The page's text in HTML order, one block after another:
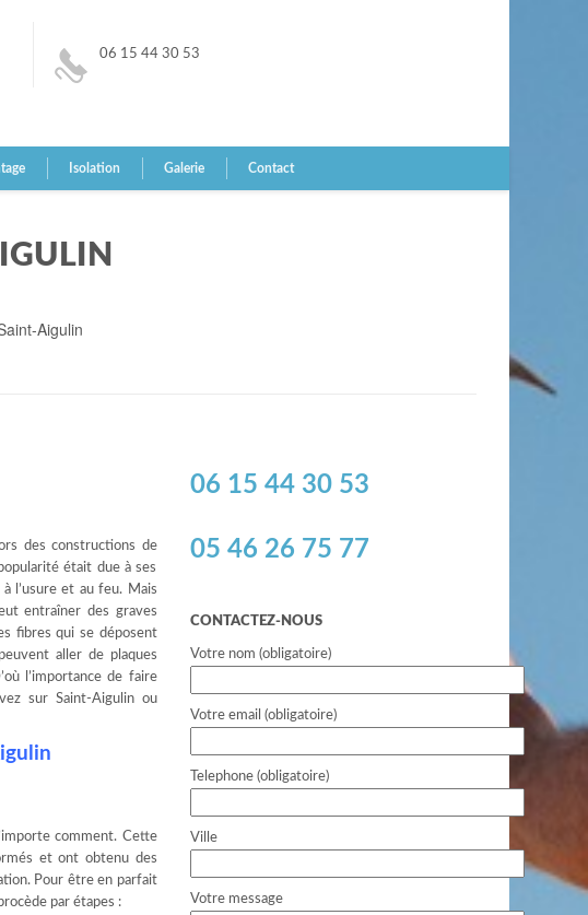
06 15 44 30 53
Isolation Galerie Contact
Aigulin
des constructions de
était due à ses
l’usure et au feu. Mais
entraîner des graves
fibres qui se déposent
aller de plaques
l’importance de faire
sur Saint-Aigulin ou
comment. Cette
et ont obtenu des
Pour être en parfait
par étapes :
06 15 44 30 53
05 46 26 75 77
CONTACTEZ-NOUS
Votre nom (obligatoire)
Votre email (obligatoire)
Telephone (obligatoire)
Ville
Votre message